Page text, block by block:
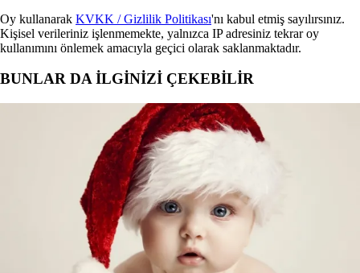
Oy kullanarak KVKK / Gizlilik Politikası'nı kabul etmiş sayılırsınız.
Kişisel verileriniz işlenmemekte, yalnızca IP adresiniz tekrar oy
kullanımını önlemek amacıyla geçici olarak saklanmaktadır.
BUNLAR DA İLGİNİZİ ÇEKEBİLİR